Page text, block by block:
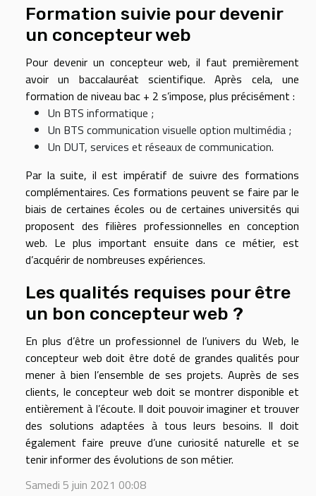
Formation suivie pour devenir
un concepteur web
Pour devenir un concepteur web, il faut premièrement
avoir un baccalauréat scientifique. Après cela, une
formation de niveau bac + 2 s’impose, plus précisément :
Un BTS informatique ;
Un BTS communication visuelle option multimédia ;
Un DUT, services et réseaux de communication.
Par la suite, il est impératif de suivre des formations
complémentaires. Ces formations peuvent se faire par le
biais de certaines écoles ou de certaines universités qui
proposent des filières professionnelles en conception
web. Le plus important ensuite dans ce métier, est
d’acquérir de nombreuses expériences.
Les qualités requises pour être
un bon concepteur web ?
En plus d’être un professionnel de l’univers du Web, le
concepteur web doit être doté de grandes qualités pour
mener à bien l’ensemble de ses projets. Auprès de ses
clients, le concepteur web doit se montrer disponible et
entièrement à l’écoute. Il doit pouvoir imaginer et trouver
des solutions adaptées à tous leurs besoins. Il doit
également faire preuve d’une curiosité naturelle et se
tenir informer des évolutions de son métier.
Samedi 5 juin 2021 00:08